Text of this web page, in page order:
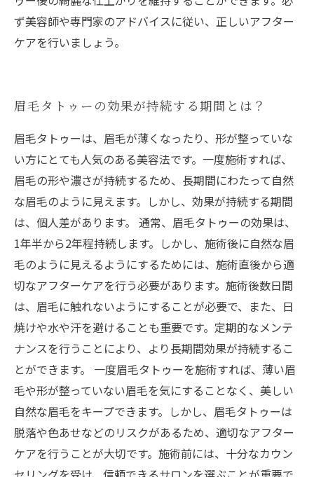
ず美容師や専門家のアドバイスに従い、正しいアフター
ケアを行いましょう。
眉毛タトゥーの効果が持続する期間とは？
眉毛タトゥーは、眉毛が薄くなったり、形が整っていな
い方にとても人気のある美容法です。一度施術すれば、
眉毛の形や濃さが持続するため、長期間にわたって自然
な眉毛のように見えます。しかし、効果が持続する期間
は、個人差があります。 通常、眉毛タトゥーの効果は、
1年半から2年程持続します。しかし、施術後に自然な眉
毛のように見えるようにするためには、施術直後から適
切なアフターケアを行う必要があります。施術後数日間
は、眉毛に触れないようにすることが必要で、また、日
焼けや水や汗を避けることも重要です。定期的なメンテ
ナンスを行うことにより、より長期間効果が持続するこ
とができます。 一度眉毛タトゥーを施術すれば、薄い眉
毛や形が整っていない眉毛を気にすることなく、美しい
自然な眉毛をキープできます。しかし、眉毛タトゥーは
脱落や色あせなどのリスクがあるため、適切なアフター
ケアを行うことが大切です。施術前には、十分なカウン